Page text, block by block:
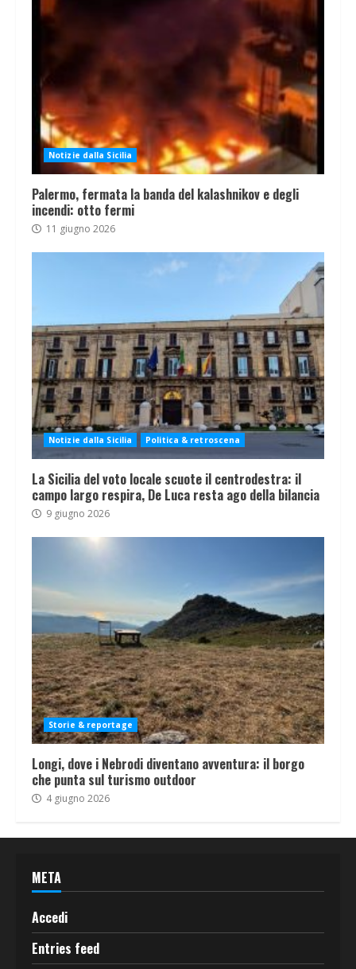
Notizie dalla Sicilia
Palermo, fermata la banda del kalashnikov e degli
incendi: otto fermi
11 giugno 2026
Notizie dalla Sicilia Politica & retroscena
La Sicilia del voto locale scuote il centrodestra: il
campo largo respira, De Luca resta ago della bilancia
9 giugno 2026
Storie & reportage
Longi, dove i Nebrodi diventano avventura: il borgo
che punta sul turismo outdoor
4 giugno 2026
META
Accedi
Entries feed